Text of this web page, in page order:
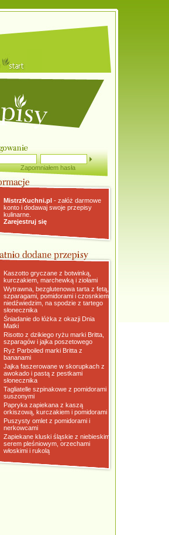
Zapomniałem hasła
MistrzKuchni.pl- załóż darmowe
konto i dodawaj swoje przepisy
kulinarne.
Zarejestruj się
Kaszotto gryczane z botwinką,
kurczakiem, marchewką i ziołami
Wytrawna, bezglutenowa tarta z fetą,
szparagami, pomidorami i czosnkiem
niedźwiedzim, na spodzie z tartego
słonecznika
Śniadanie do łóżka z okazji Dnia
Matki
Risotto z dzikiego ryżu marki Britta,
szparagów i jajka poszetowego
Ryż Parboiled marki Britta z
bananami
Jajka faszerowane w skorupkach z
awokado i pastą z pestkami
słonecznika
Tagliatelle szpinakowe z pomidorami
suszonymi
Papryka zapiekana z kaszą
orkiszową, kurczakiem i pomidorami
Puszysty omlet z pomidorami i
nerkowcami
Zapiekane kluski śląskie z niebieskim
serem pleśniowym, orzechami
włoskimi i rukolą